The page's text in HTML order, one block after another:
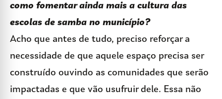
como fomentar ainda mais a cultura das
escolas de samba no município?
Acho que antes de tudo, preciso reforçar a
necessidade de que aquele espaço precisa ser
construído ouvindo as comunidades que serão
impactadas e que vão usufruir dele. Essa não